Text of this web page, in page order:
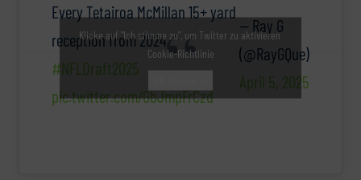
Every Tetairoa McMillan 15+ yard
reception from 2024
#NFLDraft2025
pic.twitter.com/GbJmpFrCzd
— Ray G
(@RayGQue)
April 5, 2025
Klicke auf "Ich stimme zu", um Twitter zu aktivieren
Cookie-Richtlinie